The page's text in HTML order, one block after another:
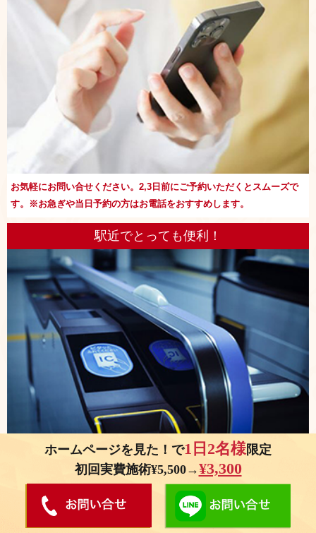
お気軽にお問い合せください。2,3日前にご予約いただくとスムーズで
す。※お急ぎや当日予約の方はお電話をおすすめします。
駅近でとっても便利！
阪神線野田駅から徒歩1分！ アクセスの良さが自慢です。お忙しい方で
も気軽に受診していただけます。
キッズルーム・ベビーベッド完備 !
ホームページを見た！で1日2名様限定
初回実費施術¥5,500→¥3,300